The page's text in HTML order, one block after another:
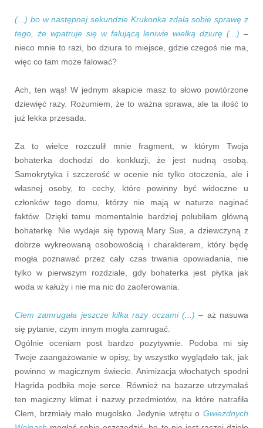
(...) bo w następnej sekundzie Krukonka zdała sobie sprawę z
tego, że wpatruje się w falującą leniwie wielką dziurę (...) –
nieco mnie to razi, bo dziura to miejsce, gdzie czegoś nie ma,
więc co tam może falować?
Ach, ten wąs! W jednym akapicie masz to słowo powtórzone
dziewięć razy. Rozumiem, że to ważna sprawa, ale ta ilość to
już lekka przesada.
Za to wielce rozczulił mnie fragment, w którym Twoja
bohaterka dochodzi do konkluzji, że jest nudną osobą.
Samokrytyka i szczerość w ocenie nie tylko otoczenia, ale i
własnej osoby, to cechy, które powinny być widoczne u
członków tego domu, którzy nie mają w naturze naginać
faktów. Dzięki temu momentalnie bardziej polubiłam główną
bohaterkę. Nie wydaje się typową Mary Sue, a dziewczyną z
dobrze wykreowaną osobowością i charakterem, który będę
mogła poznawać przez cały czas trwania opowiadania, nie
tylko w pierwszym rozdziale, gdy bohaterka jest płytka jak
woda w kałuży i nie ma nic do zaoferowania.
Clem zamrugała jeszcze kilka razy oczami (...)– aż nasuwa
się pytanie, czym innym mogła zamrugać.
Ogólnie oceniam post bardzo pozytywnie. Podoba mi się
Twoje zaangażowanie w opisy, by wszystko wyglądało tak, jak
powinno w magicznym świecie. Animizacja włochatych spodni
Hagrida podbiła moje serce. Również na bazarze utrzymałaś
ten magiczny klimat i nazwy przedmiotów, na które natrafiła
Clem, brzmiały mało mugolsko. Jedynie wtrętu o Gwiezdnych